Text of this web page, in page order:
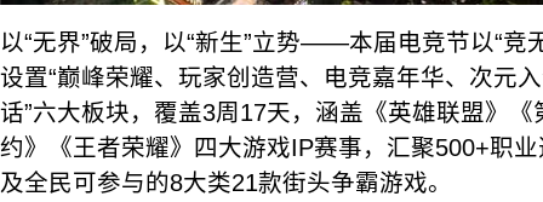
以“无界”破局，以“新生”立势——本届电竞节以“竞
设置“巅峰荣耀、玩家创造营、电竞嘉年华、次元
话”六大板块，覆盖3周17天，涵盖《英雄联盟》
约》《王者荣耀》四大游戏IP赛事，汇聚500+职
及全民可参与的8大类21款街头争霸游戏。